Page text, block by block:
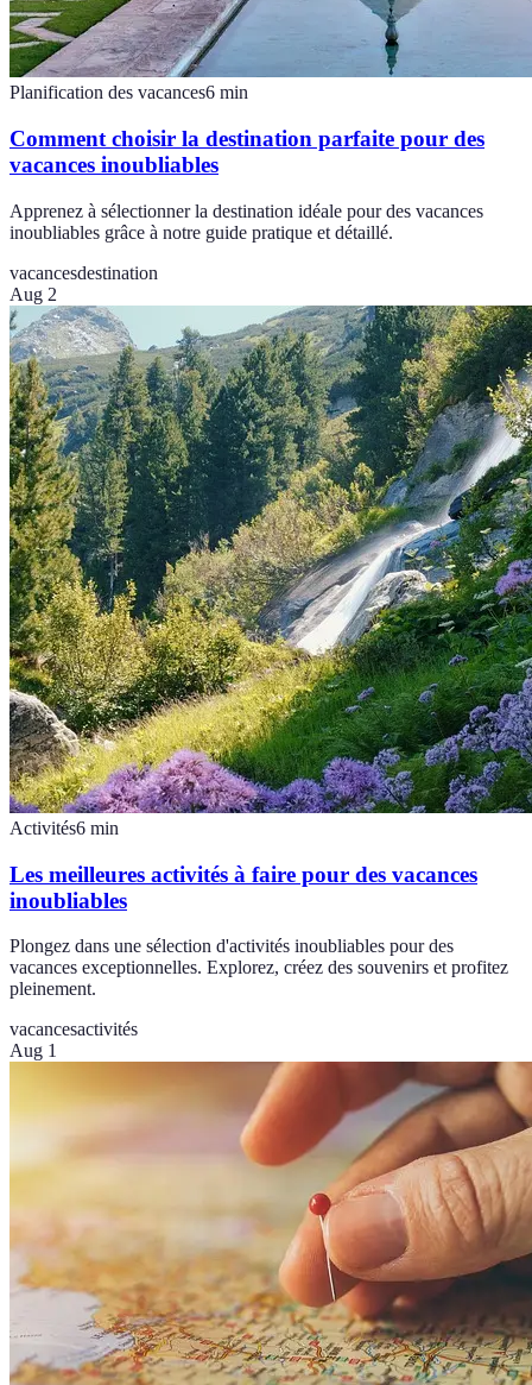
Planification des vacances6 min
Comment choisir la destination parfaite pour des
vacances inoubliables
Apprenez à sélectionner la destination idéale pour des vacances
inoubliables grâce à notre guide pratique et détaillé.
vacancesdestination
Aug 2
Activités6 min
Les meilleures activités à faire pour des vacances
inoubliables
Plongez dans une sélection d'activités inoubliables pour des
vacances exceptionnelles. Explorez, créez des souvenirs et profitez
pleinement.
vacancesactivités
Aug 1